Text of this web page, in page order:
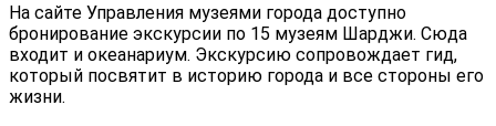
На сайте Управления музеями города доступно
бронирование экскурсии по 15 музеям Шарджи. Сюда
входит и океанариум. Экскурсию сопровождает гид,
который посвятит в историю города и все стороны его
жизни.